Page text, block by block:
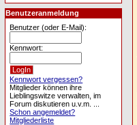
Benutzeranmeldung
Benutzer (oder E-Mail):
Kennwort:
Kennwort vergessen?
Mitglieder können ihre
Lieblingswitze verwalten, im
Forum diskutieren u.v.m. ...
Schon angemeldet?
Mitgliederliste